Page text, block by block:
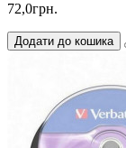
72,0грн.
Додати до кошика